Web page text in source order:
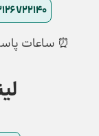
⏰ ساعات پاسخگویی: ۹ صبح تا